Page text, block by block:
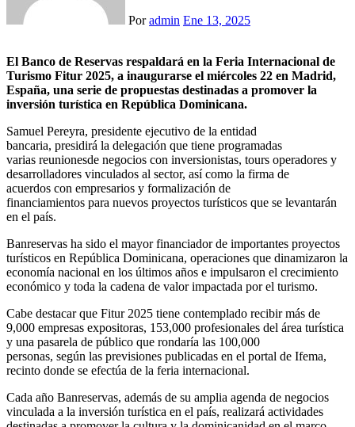
Poradmin Ene 13, 2025
El Banco de Reservas respaldará en la Feria Internacional de
Turismo Fitur 2025, a inaugurarse el miércoles 22 en Madrid,
España, una serie de propuestas destinadas a promover la
inversión turística en República Dominicana.
Samuel Pereyra, presidente ejecutivo de la entidad
bancaria, presidirá la delegación que tiene programadas
varias reunionesde negocios con inversionistas, tours operadores y
desarrolladores vinculados al sector, así como la firma de
acuerdos con empresarios y formalización de
financiamientos para nuevos proyectos turísticos que se levantarán
en el país.
Banreservas ha sido el mayor financiador de importantes proyectos
turísticos en República Dominicana, operaciones que dinamizaron la
economía nacional en los últimos años e impulsaron el crecimiento
económico y toda la cadena de valor impactada por el turismo.
Cabe destacar que Fitur 2025 tiene contemplado recibir más de
9,000 empresas expositoras, 153,000 profesionales del área turística
y una pasarela de público que rondaría las 100,000
personas, según las previsiones publicadas en el portal de Ifema,
recinto donde se efectúa de la feria internacional.
Cada año Banreservas, además de su amplia agenda de negocios
vinculada a la inversión turística en el país, realizará actividades